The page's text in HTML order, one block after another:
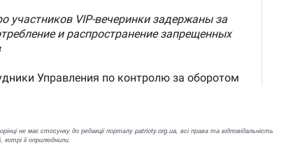
не має стосунку до редакції порталу patrioty.org.ua, всі права та відповідальність
її оприлюднили.